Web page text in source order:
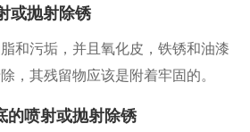
或抛射除锈
和污垢，并且氧化皮，铁锈和油漆
，其残留物应该是附着牢固的。
的喷射或抛射除锈